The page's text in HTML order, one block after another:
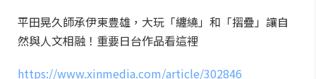
平田晃久師承伊東豊雄，大玩「纏繞」和「摺疊」讓自
然與人文相融！重要日台作品看這裡
https://www.xinmedia.com/article/302846